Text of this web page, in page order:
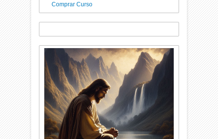
Comprar Curso